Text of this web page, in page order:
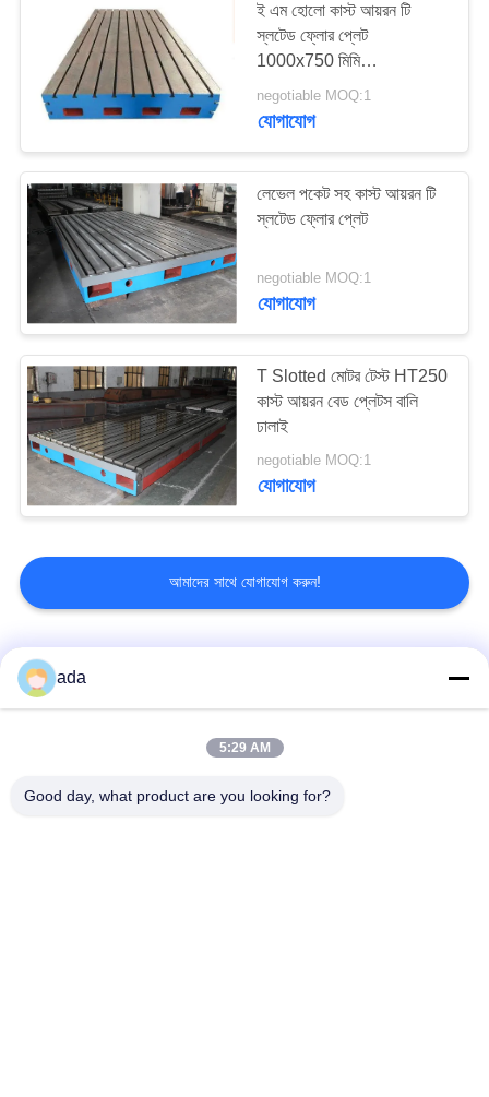
ই এম হোলো কাস্ট আয়রন টি
স্লটেড ফ্লোর প্লেট
1000x750 মিমি
1000x1000 মিমি
negotiable MOQ:1
যোগাযোগ
লেভেল পকেট সহ কাস্ট আয়রন টি
স্লটেড ফ্লোর প্লেট
negotiable MOQ:1
যোগাযোগ
T Slotted মোটর টেস্ট HT250
কাস্ট আয়রন বেড প্লেটস বালি
ঢালাই
negotiable MOQ:1
যোগাযোগ
আমাদের সাথে যোগাযোগ করুন!
গ্রানাইট সারফেস প্লেট
আয়রন বিছানা প্লেটগুলি কাস্ট
ada
5:29 AM
Good day, what product are you looking for?